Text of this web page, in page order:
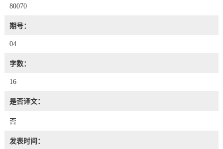
80070
期号：
04
字数：
16
是否译文：
否
发表时间：